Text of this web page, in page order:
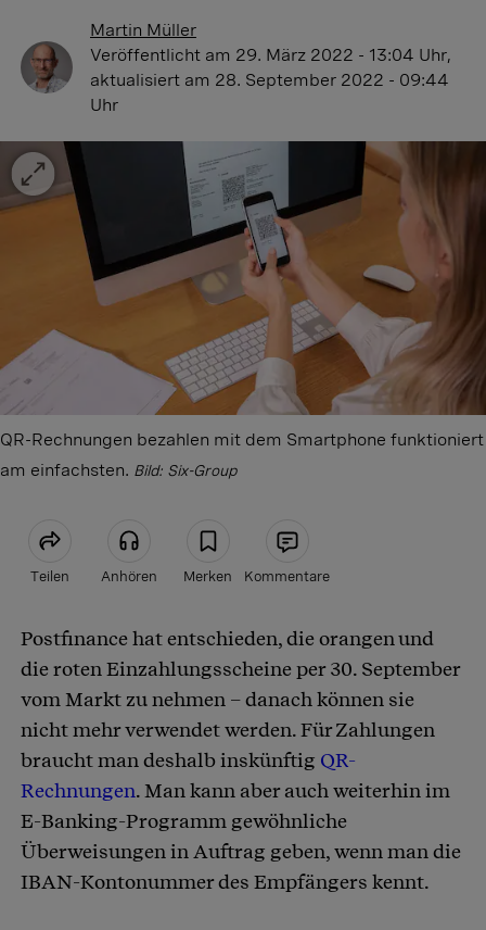
Martin Müller
Veröffentlicht am 29. März 2022 - 13:04 Uhr,
aktualisiert am 28. September 2022 - 09:44
Uhr
QR-Rechnungen bezahlen mit dem Smartphone funktioniert
am einfachsten. Bild: Six-Group
Teilen Anhören Merken Kommentare
Artikel teilen
Postfinance hat entschieden, die orangen und
die roten Einzahlungsscheine per 30. September
vom Markt zu nehmen – danach können sie
nicht mehr verwendet werden. Für Zahlungen
braucht man deshalb inskünftig QR-
Rechnungen. Man kann aber auch weiterhin im
E-Banking-Programm gewöhnliche
Überweisungen in Auftrag geben, wenn man die
IBAN-Kontonummer des Empfängers kennt.